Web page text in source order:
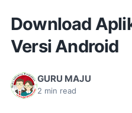
Download
Versi Android
GURU MAJU
2 min read